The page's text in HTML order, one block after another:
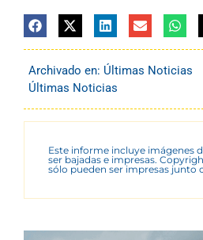
Archivado en: Últimas Noticias
Últimas Noticias
Este informe incluye imágenes
ser bajadas e impresas.
sólo pueden ser impresas junto